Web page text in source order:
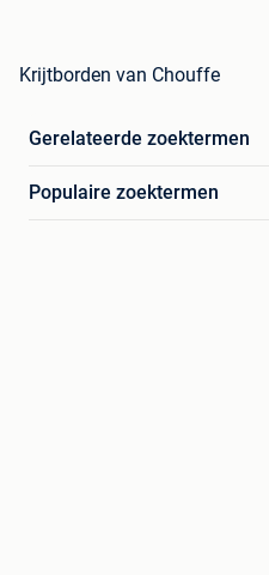
Krijtborden van Chouffe
Gerelateerde zoektermen
Populaire zoektermen